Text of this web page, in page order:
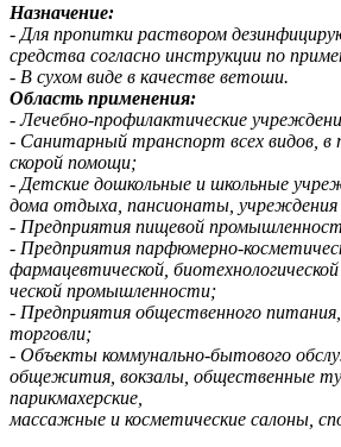
Назначение:
- Для пропитки раствором
средства согласно инструкции по
- В сухом виде в качестве ветоши.
Область применения:
- Лечебно-профилактические
- Санитарный транспорт всех видов,
скорой помощи;
- Детские дошкольные и школьные
дома отдыха, пансионаты, учреждения
- Предприятия пищевой
- Предприятия парфюмерно-
фармацевтической,
ческой промышленности;
- Предприятия общественного
торговли;
- Объекты коммунально-бытового
общежития, вокзалы, общественные
парикмахерские,
массажные и косметические салоны,